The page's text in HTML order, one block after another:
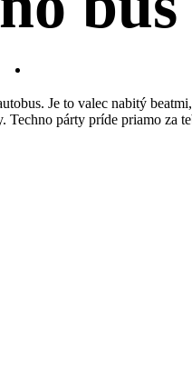
Je to valec nabitý
Techno párty príde priamo za